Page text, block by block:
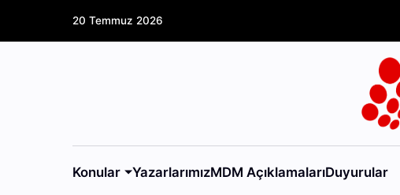
20 Temmuz 2026
Konular YazarlarımızMDM AçıklamalarıDuyurular